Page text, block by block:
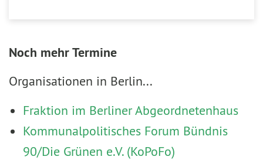
Noch mehr Termine
Organisationen in Berlin...
Fraktion im Berliner Abgeordnetenhaus
Kommunalpolitisches Forum Bündnis
90/Die Grünen e.V. (KoPoFo)